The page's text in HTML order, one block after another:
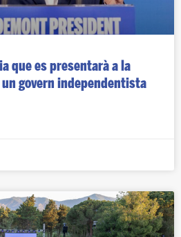
que es presentarà a la
govern independentista